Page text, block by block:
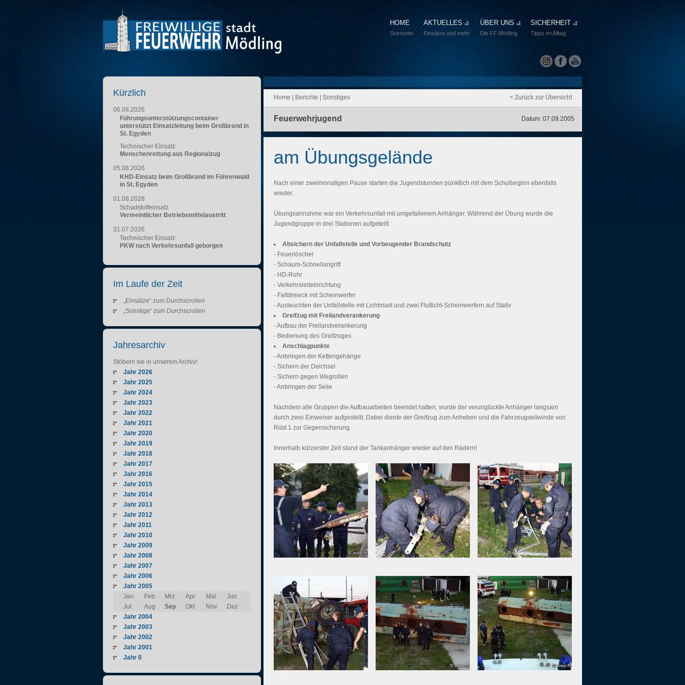
HOME
Startseite
AKTUELLES
Einsätze und mehr
ÜBER UNS
Die FF Mödling
SICHERHEIT
Tipps im Alltag
Home Berichte Sonstiges < Zurück zur Übersicht
Feuerwehrjugend Datum: 07.09.2005
am Übungsgelände
Nach einer zweimonatigen Pause starten die Jugendstunden pünktlich mit dem Schulbeginn ebenfalls
wieder.
Übungsannahme war ein Verkehrsunfall mit umgefallenem Anhänger. Während der Übung wurde die
Jugendgruppe in drei Stationen aufgeteilt:
Absichern der Unfallstelle und Vorbeugender Brandschutz
- Feuerlöscher
- Schaum-Schnellangriff
- HD-Rohr
- Verkehrsleiteinrichtung
- Faltdreieck mit Scheinwerfer
- Ausleuchten der Unfallstelle mit Lichtmast und zwei Flutlicht-Scheinwerfern auf Stativ
Greifzug mit Freilandverankerung
- Aufbau der Freilandverankerung
- Bedienung des Greifzuges
Anschlagpunkte
- Anbringen der Kettengehänge
- Sichern der Deichsel
- Sichern gegen Wegrollen
- Anbringen der Seile
Nachdem alle Gruppen die Aufbauarbeiten beendet hatten, wurde der verunglückte Anhänger langsam
durch zwei Einweiser aufgestellt. Dabei diente der Greifzug zum Anheben und die Fahrzeugseilwinde von
Rüst 1 zur Gegensicherung.
Innerhalb kürzerster Zeit stand der Tankanhänger wieder auf den Rädern!
Kürzlich
06.08.2026
Führungsunterstützungscontainer
unterstützt Einsatzleitung beim Großbrand in
St. Egyden
Technischer Einsatz
Menschenrettung aus Regionalzug
05.08.2026
KHD-Einsatz beim Großbrand im Föhrenwald
in St. Egyden
01.08.2026
Schadstoffeinsatz
Vermeintlicher Betriebsmittelaustritt
31.07.2026
Technischer Einsatz
PKW nach Verkehrsunfall geborgen
Im Laufe der Zeit
„Einsätze“ zum Durchscrollen
„Sonstige“ zum Durchscrollen
Jahresarchiv
Stöbern sie in unserem Archiv!
Jahr 2026
Jahr 2025
Jahr 2024
Jahr 2023
Jahr 2022
Jahr 2021
Jahr 2020
Jahr 2019
Jahr 2018
Jahr 2017
Jahr 2016
Jahr 2015
Jahr 2014
Jahr 2013
Jahr 2012
Jahr 2011
Jahr 2010
Jahr 2009
Jahr 2008
Jahr 2007
Jahr 2006
Jahr 2005
Jan
Feb Mrz Apr Mai
Jun
Jul
Aug Sep Okt Nov
Dez
Jahr 2004
Jahr 2003
Jahr 2002
Jahr 2001
Jahr 0